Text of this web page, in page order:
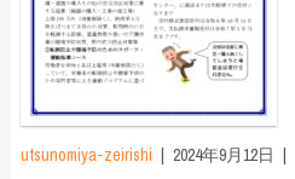
utsunomiya-zeirishi 2024年9月12日